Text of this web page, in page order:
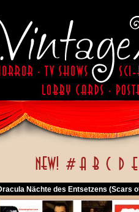
Nächte des Entsetzens (Scars